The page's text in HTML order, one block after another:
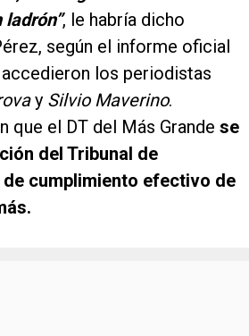
ladrón”, le habría dicho
según el informe oficial
los periodistas
y Silvio Maverino.
que el DT del Más Grande se
del Tribunal de
de cumplimiento efectivo de